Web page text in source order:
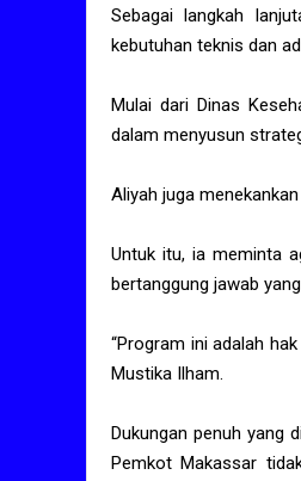
Sebagai langkah
kebutuhan teknis dan
Mulai dari Dinas
dalam menyusun
Aliyah juga
Untuk itu, ia meminta
bertanggung jawab
“Program ini adalah
Mustika Ilham.
Dukungan penuh yang
Pemkot Makassar